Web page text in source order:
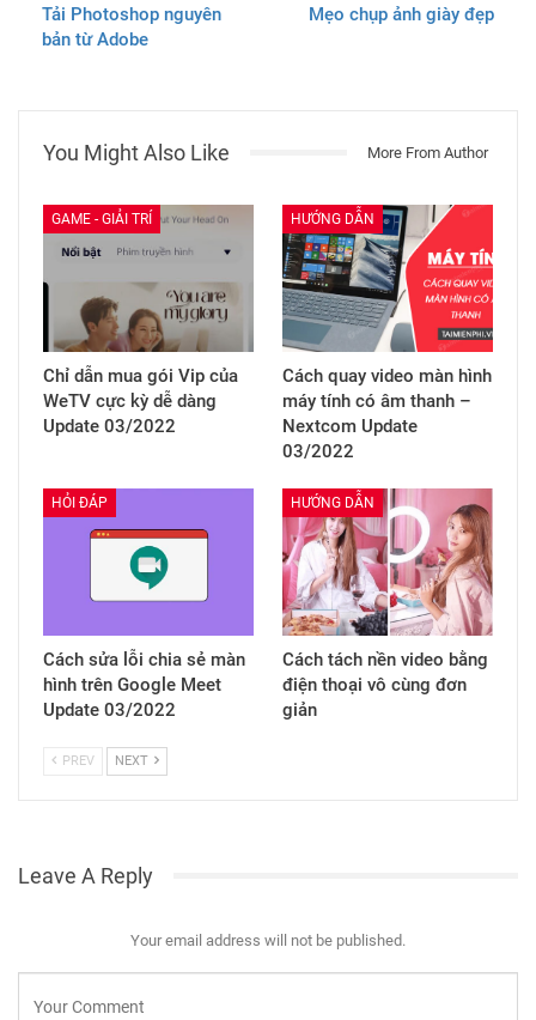
Tải Photoshop nguyên
bản từ Adobe
Mẹo chụp ảnh giày đẹp
You Might Also Like More From Author
GAME - GIẢI TRÍ
Chỉ dẫn mua gói Vip của
WeTV cực kỳ dễ dàng
Update 03/2022
HƯỚNG DẪN
Cách quay video màn hình
máy tính có âm thanh –
Nextcom Update
03/2022
HỎI ĐÁP
Cách sửa lỗi chia sẻ màn
hình trên Google Meet
Update 03/2022
HƯỚNG DẪN
Cách tách nền video bằng
điện thoại vô cùng đơn
giản
PREV NEXT
Leave A Reply
Your email address will not be published.